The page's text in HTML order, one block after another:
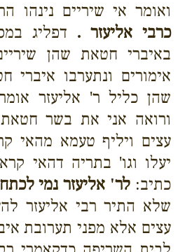
ואומר אי שיריים נינהו
כרבי אליעזר . דפליג
באיברי חטאת שהן
אימורים ונתערבו איברי
שהן כליל ר' אליעזר
ורואה אני את בשר
עצים ויליף טעמא מהאי
יעלו וגו' בתריה דהאי
כתיב: לר' אליעזר נמי
שלא התיר רבי אליעזר
עצים אלא מפני תערובת